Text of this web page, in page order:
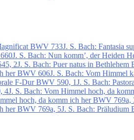
BWV 733J. S. Bach: Fantasia
J. S. Bach: Nun komm’, der Heiden
2J. S. Bach: Puer natus in Bethlehem
her BWV 606J. S. Bach: Vom Himmel
F-Dur BWV 590, 1J. S. Bach:
4J. S. Bach: Vom Himmel hoch, da
hoch, da komm ich her BWV 769a,
her BWV 769a, 5J. S. Bach: Präludium